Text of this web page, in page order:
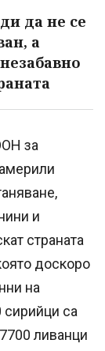
да не се
а
за
и
страната
доскоро
на
сирийци са
ливанци